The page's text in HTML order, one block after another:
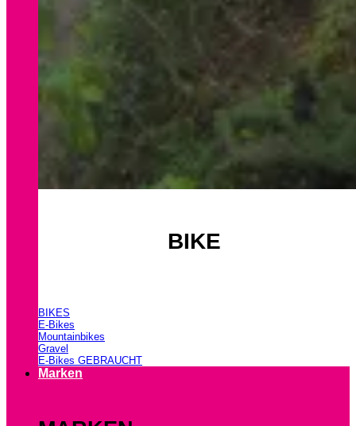
BIKE
BIKES
E-Bikes
Mountainbikes
Gravel
E-Bikes GEBRAUCHT
Marken